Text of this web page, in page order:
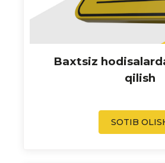
Baxtsiz
qilish
SOTIB